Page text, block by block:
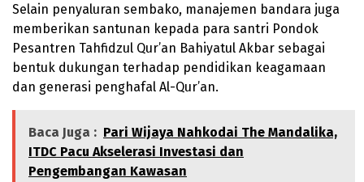
Selain penyaluran sembako, manajemen bandara juga
memberikan santunan kepada para santri Pondok
Pesantren Tahfidzul Qur’an Bahiyatul Akbar sebagai
bentuk dukungan terhadap pendidikan keagamaan
dan generasi penghafal Al-Qur’an.
Baca Juga : Pari Wijaya Nahkodai The Mandalika,
ITDC Pacu Akselerasi Investasi dan
Pengembangan Kawasan